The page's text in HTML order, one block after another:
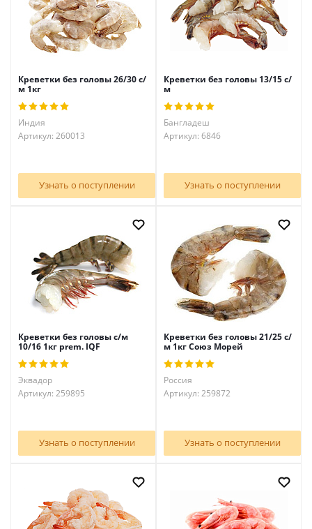
Креветки без головы 26/30 с/
м 1кг
Индия
Артикул: 260013
Узнать о поступлении
Креветки без головы 13/15 с/
м
Бангладеш
Артикул: 6846
Узнать о поступлении
Креветки без головы с/м
10/16 1кг prem. IQF
Эквадор
Артикул: 259895
Узнать о поступлении
Креветки без головы 21/25 с/
м 1кг Союз Морей
Россия
Артикул: 259872
Узнать о поступлении